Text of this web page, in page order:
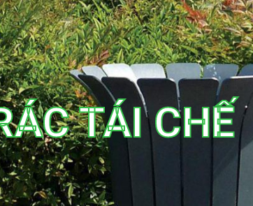
TÁI CHẾ